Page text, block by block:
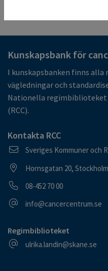
Kunskapsbank för
I kunskapsbanken finns
vägledningar och
Nationella regimbiblioteket
(RCC).
Kontakta RCC
Postadress
Sveriges Kommuner och
Besöksadress
Hornsgatan 20, Stockholm
Telefonnummer
08-452 70 00
E-postadress
info@cancercentrum.se
Regimbiblioteket
E-postadress
ulrika.landin@skane.se